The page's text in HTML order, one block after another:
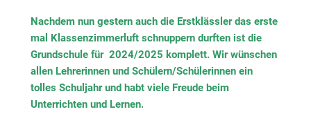
Nachdem nun gestern auch die Erstklässler das erste
mal Klassenzimmerluft schnuppern durften ist die
Grundschule für 2024/2025 komplett. Wir wünschen
allen Lehrerinnen und Schülern/Schülerinnen ein
tolles Schuljahr und habt viele Freude beim
Unterrichten und Lernen.